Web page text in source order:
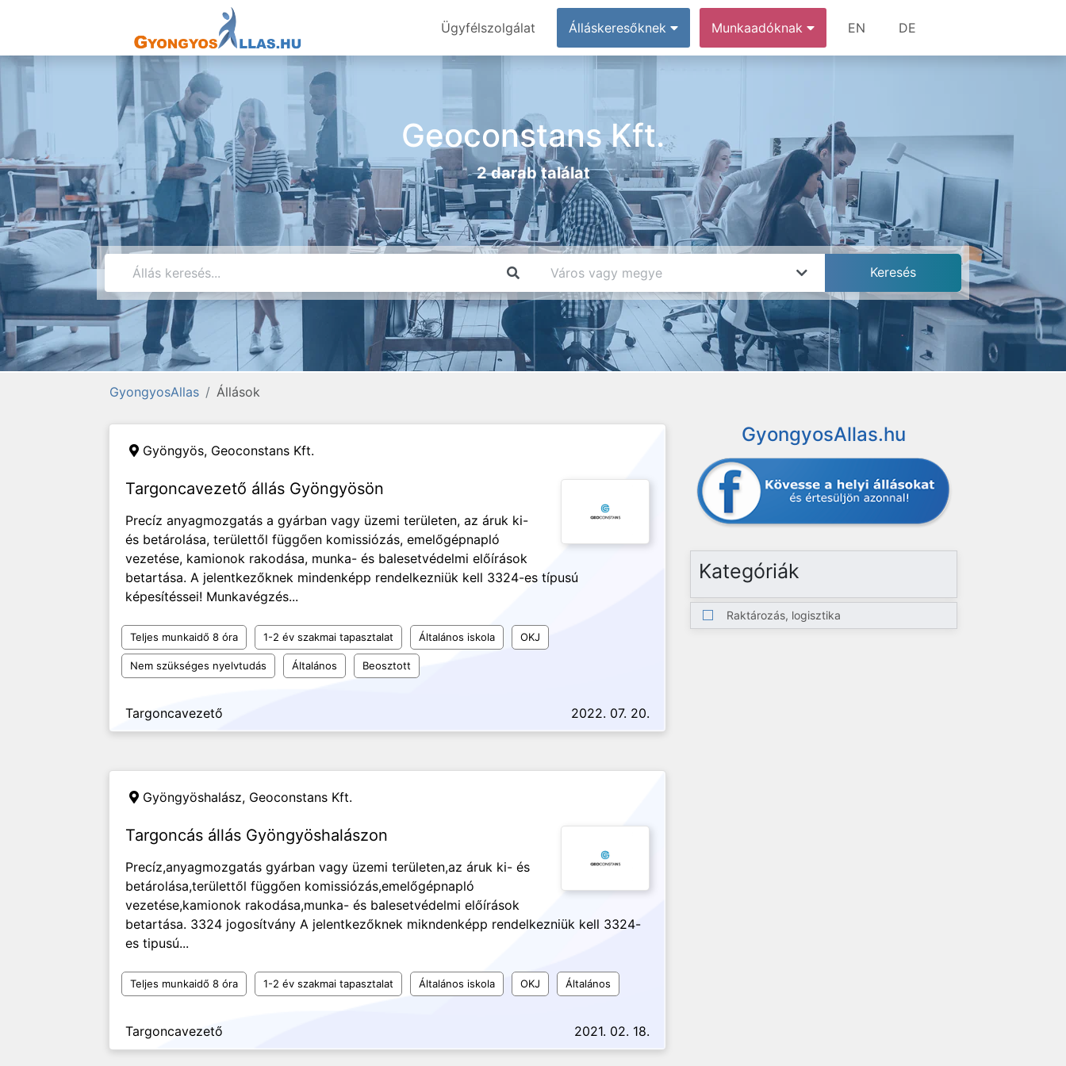
Ügyfélszolgálat Álláskeresőknek Munkaadóknak EN DE
Geoconstans Kft.
2 darab találat
GyongyosAllas Állások
Gyöngyös, Geoconstans Kft.
Targoncavezető állás Gyöngyösön
Precíz anyagmozgatás a gyárban vagy üzemi területen, az áruk ki-
és betárolása, területtől függően komissiózás, emelőgépnapló
vezetése, kamionok rakodása, munka- és balesetvédelmi előírások
betartása. A jelentkezőknek mindenképp rendelkezniük kell 3324-es típusú
képesítéssei! Munkavégzés...
Teljes munkaidő 8 óra 1-2 év szakmai tapasztalat Általános iskola OKJ
Nem szükséges nyelvtudás Általános Beosztott
Targoncavezető 2022. 07. 20.
Gyöngyöshalász, Geoconstans Kft.
Targoncás állás Gyöngyöshalászon
Precíz,anyagmozgatás gyárban vagy üzemi területen,az áruk ki- és
betárolása,területtől függően komissiózás,emelőgépnapló
vezetése,kamionok rakodása,munka- és balesetvédelmi előírások
betartása. 3324 jogosítvány A jelentkezőknek mikndenképp rendelkezniük kell 3324-
es tipusú...
Teljes munkaidő 8 óra 1-2 év szakmai tapasztalat Általános iskola OKJ Általános
Targoncavezető 2021. 02. 18.
GyongyosAllas.hu
Kategóriák
Raktározás, logisztika